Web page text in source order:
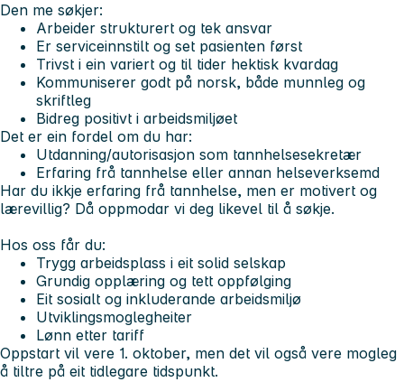
Den me søkjer:
Arbeider strukturert og tek ansvar
Er serviceinnstilt og set pasienten først
Trivst i ein variert og til tider hektisk kvardag
Kommuniserer godt på norsk, både munnleg og
skriftleg
Bidreg positivt i arbeidsmiljøet
Det er ein fordel om du har:
Utdanning/autorisasjon som tannhelsesekretær
Erfaring frå tannhelse eller annan helseverksemd
Har du ikkje erfaring frå tannhelse, men er motivert og
lærevillig? Då oppmodar vi deg likevel til å søkje.
Hos oss får du:
Trygg arbeidsplass i eit solid selskap
Grundig opplæring og tett oppfølging
Eit sosialt og inkluderande arbeidsmiljø
Utviklingsmoglegheiter
Lønn etter tariff
Oppstart vil vere 1. oktober, men det vil også vere mogleg
å tiltre på eit tidlegare tidspunkt.